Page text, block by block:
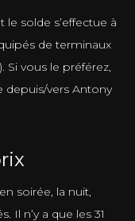
solde s’effectue à
de terminaux
Si vous le préférez,
depuis/vers Antony
soirée, la nuit,
Il n’y a que les 31